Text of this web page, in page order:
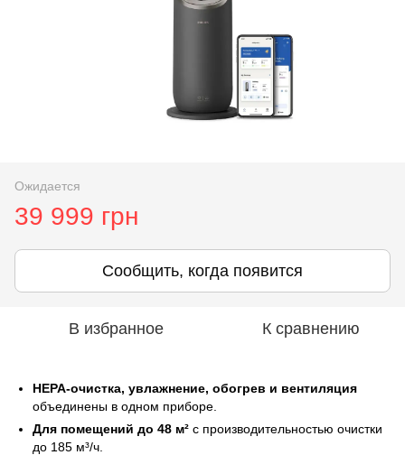
Ожидается
39 999 грн
Сообщить, когда появится
В избранное К сравнению
HEPA-очистка, увлажнение, обогрев и вентиляция
объединены в одном приборе.
Для помещений до 48 м² с производительностью очистки
до 185 м³/ч.